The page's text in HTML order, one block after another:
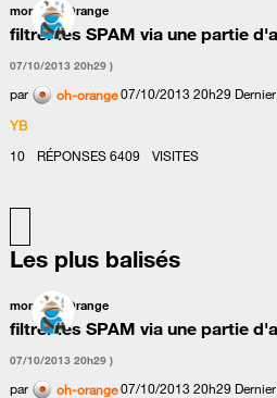
mon mail Orange
filtrer les SPAM via une partie
‎07/10/2013 20h29 )
par oh-orange‎07/10/2013 20h29
YB
10
RÉPONSES6409 VISITES
Les plus balisés
mon mail Orange
filtrer les SPAM via une partie
‎07/10/2013 20h29 )
par oh-orange‎07/10/2013 20h29